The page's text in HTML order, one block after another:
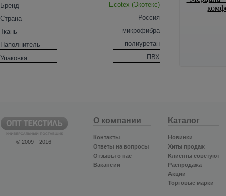
Бренд
Ecotex (Экотекс)
Страна
Россия
Ткань
микрофибра
Наполнитель
полиуретан
Упаковка
ПВХ
© 2009—2016
О компании
Контакты
Ответы на вопросы
Отзывы о нас
Вакансии
Каталог
Новинки
Хиты продаж
Клиенты советуют
Распродажа
Акции
Торговые марки